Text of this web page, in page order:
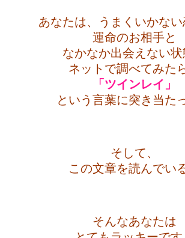
あなたは、うまくいかない
運命のお相手と
なかなか出会えない状
ネットで調べてみたら
「ツインレイ」
という言葉に突き当た
そして、
この文章を読んでい
そんなあなたは